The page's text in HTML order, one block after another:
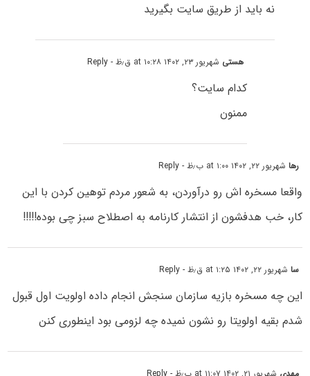
نه باید از طریق سایت بگیرید
هستی شهریور ۲۳, ۱۴۰۲ at ۱۰:۲۸ ق٫ظ - Reply
کدام سایت؟
ممنون
رهاشهریور ۲۲, ۱۴۰۲ at ۱:۰۰ ب٫ظ - Reply
واقعا مسخره اش رو درآوردن، به شعور مردم توهین کردن با این
کار، خب هدفشون از انتشار کارنامه به اصطلاح سبز چی بوده!!!!!
ساشهریور ۲۲, ۱۴۰۲ at ۱:۲۵ ق٫ظ - Reply
این چه مسخره بازیه سازمان سنجش انجام داده اولویت اول قبول
شدم بقیه اولویتا رو نشون نمیده چه لزومی بود اینطوری کنن